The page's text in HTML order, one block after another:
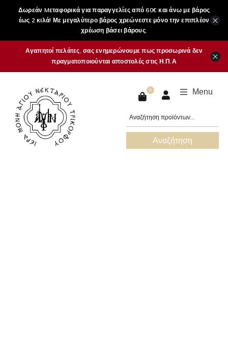
Δωρεάν Mεταφορικά για παραγγελίες από 60€ και άνω με βάρος
έως 2 κιλά! Με μεγαλύτερο βάρος χρεώνεστε μόνο την επιπλέον
χρέωση βάσει βάρους.
×
Αγαπητοί πελάτες, σας ενημερώνουμε πως προσωρινά δεν
πραγματοποιούνται αποστολές στις Η.Π.Α
×
0 Menu
Αναζήτηση